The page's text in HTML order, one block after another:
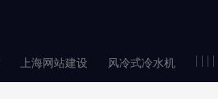
| | | |
上海网站建设 风冷式冷水机